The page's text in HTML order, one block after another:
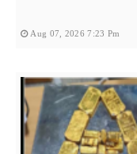
Aug 07, 2026 7:23 Pm